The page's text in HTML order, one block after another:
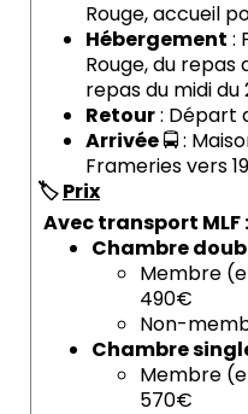
Rouge, accueil
Hébergement :
Rouge, du repas
repas du midi
Retour: Départ
Arrivée🚍 :
Frameries vers
🏷️Prix
Avec transport MLF :
Chambre
Membre
490€
Non-
Chambre
Membre
570€